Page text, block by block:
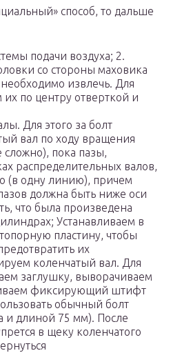
способ, то дальше
подачи воздуха; 2.
со стороны маховика
извлечь. Для
их по центру отверткой и
Для этого за болт
вал по ходу вращения
сложно), пока пазы,
распределительных валов,
(в одну линию), причем
должна быть ниже оси
что была произведена
Устанавливаем в
пластину, чтобы
их
коленчатый вал. Для
заглушку, выворачиваем
фиксирующий штифт
обычный болт
и длиной 75 мм). После
в щеку коленчатого